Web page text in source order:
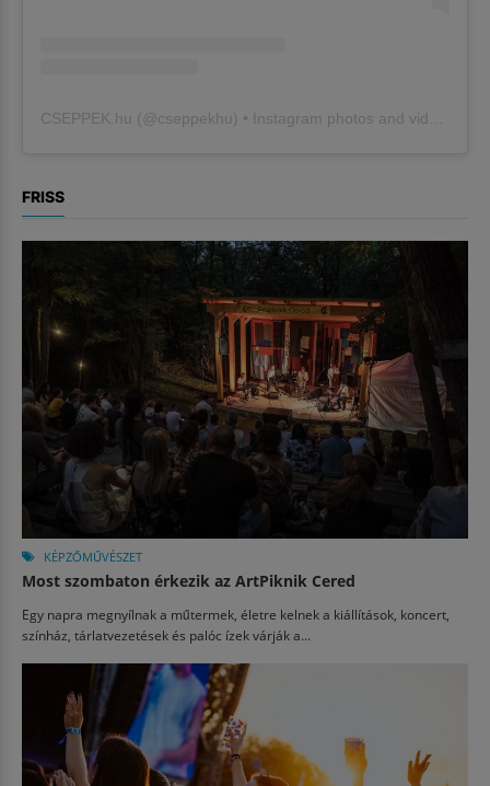
CSEPPEK.hu (@cseppekhu ) • Instagram photos and videos
FRISS
KÉPZŐMŰVÉSZET
Most szombaton érkezik az ArtPiknik Cered
Egy napra megnyílnak a műtermek, életre kelnek a kiállítások, koncert,
színház, tárlatvezetések és palóc ízek várják a...